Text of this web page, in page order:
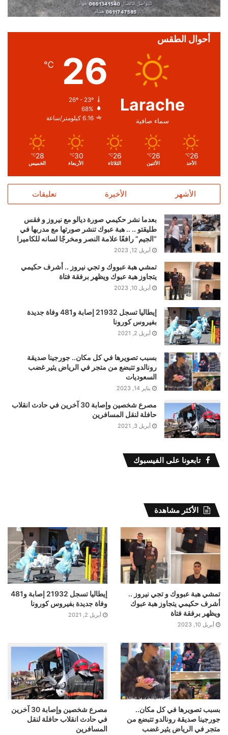
أحوال الطقس
Larache
سماء صافية
26
℃
26º - 23º
68%
6.16 كيلومتر/ساعة
26
℃
الأحد
26
℃
الأثنين
26
℃
الثلاثاء
30
℃
الأربعاء
28
℃
الخميس
الأشهر الأخيرة تعليقات
بعدما نشر حكيمي صورة ديالو مع نيروز و فقس
طليقتو .. .. هبة عبوك تنشر صورتها مع مدربها في
“الجيم” رافعًا علامة النصر ومخرجًا لسانه للكاميرا
أبريل 12, 2023
تمشي هبة عبووك و تجي نيروز .. أشرف حكيمي
يتجاوز هبة عبوك ويظهر برفقة فتاة
أبريل 10, 2023
إيطاليا تسجل 21932 إصابة و481 وفاة جديدة
بفيروس كورونا
أبريل 2, 2021
بسبب تصويرها في كل مكان.. جورجينا صديقة
رونالدو تتبضع من متجر في الرياض يثير غضب
السعوديات
يناير 14, 2023
مصرع شخصين وإصابة 30 آخرين في حادث انقلاب
حافلة لنقل المسافرين
أبريل 3, 2021
تابعونا على الفيسبوك
الأكثر مشاهدة
تمشي هبة عبووك و تجي نيروز ..
أشرف حكيمي يتجاوز هبة عبوك
ويظهر برفقة فتاة
أبريل 10, 2023
إيطاليا تسجل 21932 إصابة و481
وفاة جديدة بفيروس كورونا
أبريل 2, 2021
بسبب تصويرها في كل مكان..
جورجينا صديقة رونالدو تتبضع من
متجر في الرياض يثير غضب
مصرع شخصين وإصابة 30 آخرين
في حادث انقلاب حافلة لنقل
المسافرين